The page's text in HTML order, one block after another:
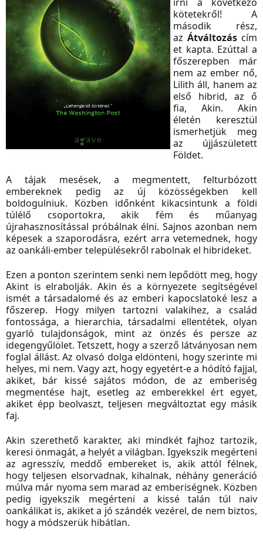
kötetekről! A
második rész,
az Átváltozás cím
et kapta. Ezúttal a
főszerepben már
nem az ember nő,
Lilith áll, hanem az
első hibrid, az ő
fia, Akin. Akin
életén keresztül
ismerhetjük meg
az újjászületett
Földet.
A tájak mesések, a megmentett, felturbózott
embereknek pedig az új közösségekben kell
boldogulniuk. Közben időnként kikacsintunk a földi
túlélő csoportokra, akik fém és műanyag
újrahasznosítással próbálnak élni. Sajnos azonban nem
képesek a szaporodásra, ezért arra vetemednek, hogy
az oankáli-ember településekről rabolnak el hibrideket.
Ezen a ponton szerintem senki nem lepődött meg, hogy
Akint is elrabolják. Akin és a környezete segítségével
ismét a társadalomé és az emberi kapocslatoké lesz a
főszerep. Hogy milyen tartozni valakihez, a család
fontossága, a hierarchia, társadalmi ellentétek, olyan
gyarló tulajdonságok, mint az önzés és persze az
idegengyűlölet. Tetszett, hogy a szerző látványosan nem
foglal állást. Az olvasó dolga eldönteni, hogy szerinte mi
helyes, mi nem. Vagy azt, hogy egyetért-e a hódító fajjal,
akiket, bár kissé sajátos módon, de az emberiség
megmentése hajt, esetleg az emberekkel ért egyet,
akiket épp beolvaszt, teljesen megváltoztat egy másik
faj.
Akin szerethető karakter, aki mindkét fajhoz tartozik,
keresi önmagát, a helyét a világban. Igyekszik megérteni
az agresszív, meddő embereket is, akik attól félnek,
hogy teljesen elsorvadnak, kihalnak, néhány generáció
múlva már nyoma sem marad az emberiségnek. Közben
pedig igyekszik megérteni a kissé talán túl naiv
oankálikat is, akiket a jó szándék vezérel, de nem biztos,
hogy a módszerük hibátlan.